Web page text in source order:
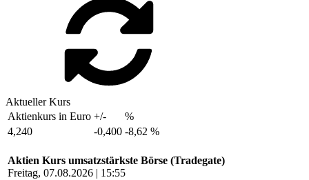
Aktueller Kurs
Aktienkurs in Euro +/-
%
4,240
-0,400 -8,62 %
Aktien Kurs umsatzstärkste Börse (Tradegate)
Freitag, 07.08.2026 | 15:55